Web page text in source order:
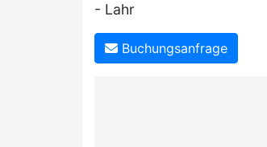
- Lahr
Buchungsanfrage